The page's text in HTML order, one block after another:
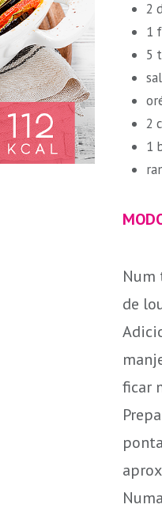
2
1
5
2
1
Num
de
ficar